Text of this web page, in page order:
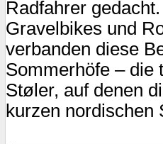
Radfahrer
Gravelbikes und
verbanden diese
Sommerhöfe – die
Støler, auf denen
kurzen nordischen